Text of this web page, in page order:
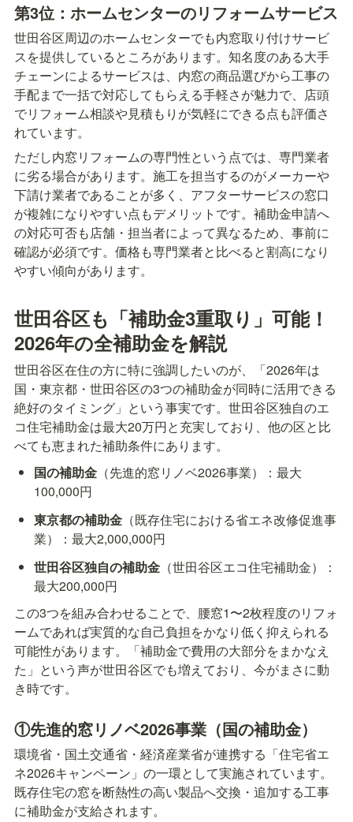
第3位：ホームセンターのリフォームサービス
世田谷区周辺のホームセンターでも内窓取り付けサービ
スを提供しているところがあります。知名度のある大手
チェーンによるサービスは、内窓の商品選びから工事の
手配まで一括で対応してもらえる手軽さが魅力で、店頭
でリフォーム相談や見積もりが気軽にできる点も評価さ
れています。
ただし内窓リフォームの専門性という点では、専門業者
に劣る場合があります。施工を担当するのがメーカーや
下請け業者であることが多く、アフターサービスの窓口
が複雑になりやすい点もデメリットです。補助金申請へ
の対応可否も店舗・担当者によって異なるため、事前に
確認が必須です。価格も専門業者と比べると割高になり
やすい傾向があります。
世田谷区も「補助金3重取り」可能！
2026年の全補助金を解説
世田谷区在住の方に特に強調したいのが、「2026年は
国・東京都・世田谷区の3つの補助金が同時に活用できる
絶好のタイミング」という事実です。世田谷区独自のエ
コ住宅補助金は最大20万円と充実しており、他の区と比
べても恵まれた補助条件にあります。
国の補助金 （先進的窓リノベ2026事業）：最大
100,000円
東京都の補助金 （既存住宅における省エネ改修促進事
業）：最大2,000,000円
世田谷区独自の補助金 （世田谷区エコ住宅補助金）：
最大200,000円
この3つを組み合わせることで、腰窓1〜2枚程度のリフォ
ームであれば実質的な自己負担をかなり低く抑えられる
可能性があります。「補助金で費用の大部分をまかなえ
た」という声が世田谷区でも増えており、今がまさに動
き時です。
①先進的窓リノベ2026事業（国の補助金）
環境省・国土交通省・経済産業省が連携する「住宅省エ
ネ2026キャンペーン」の一環として実施されています。
既存住宅の窓を断熱性の高い製品へ交換・追加する工事
に補助金が支給されます。